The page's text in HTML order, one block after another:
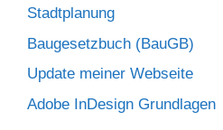
Stadtplanung
Baugesetzbuch (BauGB)
Update meiner Webseite
Adobe InDesign Grundlagen